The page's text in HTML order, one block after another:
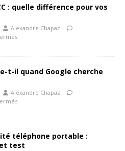
: quelle différence pour vos
Alexandre Chapaz
t-il quand Google cherche
Alexandre Chapaz
téléphone portable :
test